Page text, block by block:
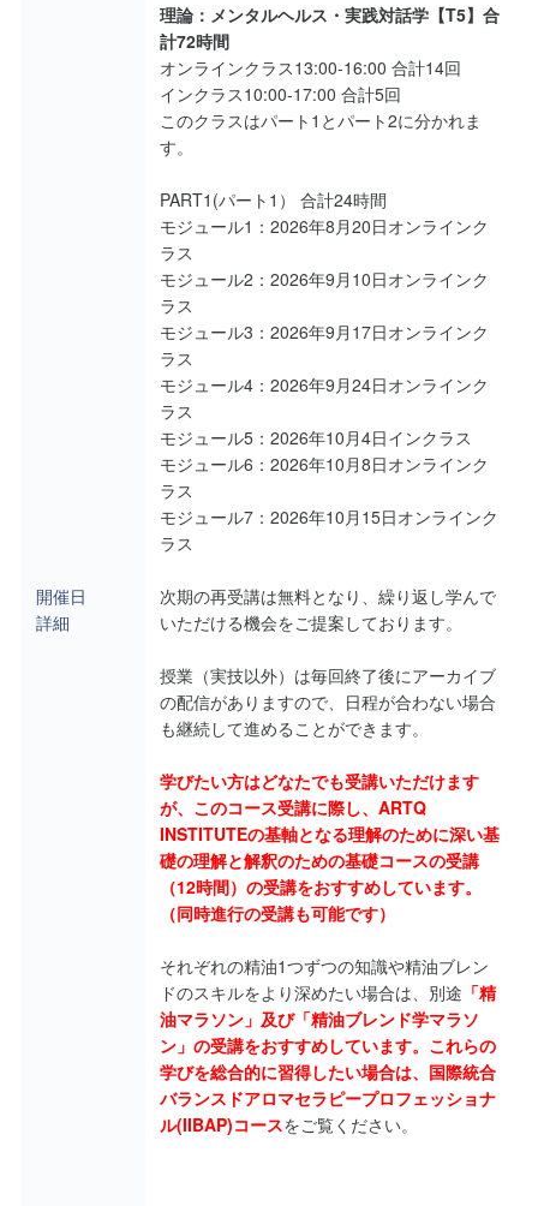
開催日
詳細
理論：メンタルヘルス・実践対話学【T5】合
計72時間
オンラインクラス13:00-16:00 合計14回
インクラス10:00-17:00 合計5回
このクラスはパート1とパート2に分かれま
す。
PART1(パート1） 合計24時間
モジュール1：2026年8月20日オンラインク
ラス
モジュール2：2026年9月10日オンラインク
ラス
モジュール3：2026年9月17日オンラインク
ラス
モジュール4：2026年9月24日オンラインク
ラス
モジュール5：2026年10月4日インクラス
モジュール6：2026年10月8日オンラインク
ラス
モジュール7：2026年10月15日オンラインク
ラス
次期の再受講は無料となり、繰り返し学んで
いただける機会をご提案しております。
授業（実技以外）は毎回終了後にアーカイブ
の配信がありますので、日程が合わない場合
も継続して進めることができます。
学びたい方はどなたでも受講いただけます
が、このコース受講に際し、ARTQ
INSTITUTEの基軸となる理解のために深い基
礎の理解と解釈のための基礎コースの受講
（12時間）の受講をおすすめしています。
（同時進行の受講も可能です）
それぞれの精油1つずつの知識や精油ブレン
ドのスキルをより深めたい場合は、別途 「精
油マラソン」及び「精油ブレンド学マラソ
ン」の受講をおすすめしています。これらの
学びを総合的に習得したい場合は、国際統合
バランスドアロマセラピープロフェッショナ
ル(IIBAP)コースをご覧ください。